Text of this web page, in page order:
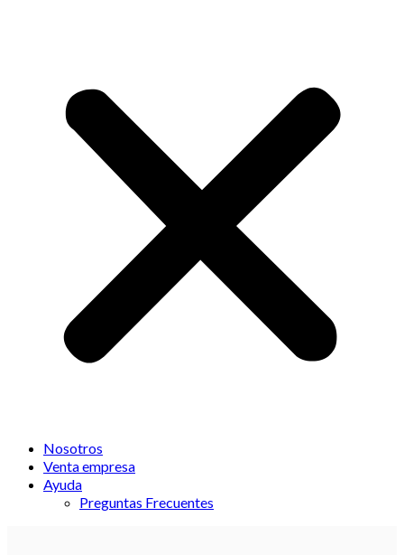
Nosotros
Venta empresa
Ayuda
Preguntas Frecuentes